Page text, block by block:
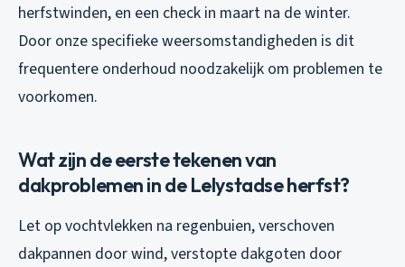
herfstwinden, en een check in maart na de winter.
Door onze specifieke weersomstandigheden is dit
frequentere onderhoud noodzakelijk om problemen te
voorkomen.
Wat zijn de eerste tekenen van
dakproblemen in de Lelystadse herfst?
Let op vochtvlekken na regenbuien, verschoven
dakpannen door wind, verstopte dakgoten door